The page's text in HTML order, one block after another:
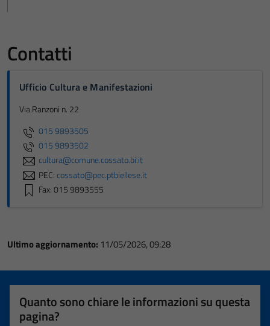
Contatti
Ufficio Cultura e Manifestazioni
Via Ranzoni n. 22
015 9893505
015 9893502
cultura@comune.cossato.bi.it
PEC:cossato@pec.ptbiellese.it
Fax: 015 9893555
Ultimo aggiornamento: 11/05/2026, 09:28
Quanto sono chiare le informazioni su questa
pagina?